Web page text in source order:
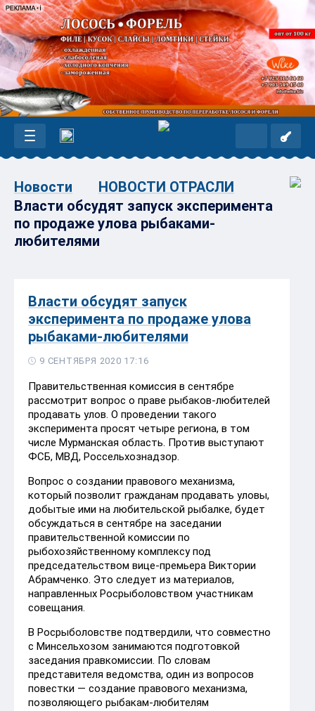
Новости
НОВОСТИ ОТРАСЛИ
Власти обсудят запуск эксперимента
по продаже улова рыбаками-
любителями
Власти обсудят запуск
эксперимента по продаже улова
рыбаками-любителями
9 СЕНТЯБРЯ 2020 17:16
Правительственная комиссия в сентябре
рассмотрит вопрос о праве рыбаков-любителей
продавать улов. О проведении такого
эксперимента просят четыре региона, в том
числе Мурманская область. Против выступают
ФСБ, МВД, Россельхознадзор.
Вопрос о создании правового механизма,
который позволит гражданам продавать уловы,
добытые ими на любительской рыбалке, будет
обсуждаться в сентябре на заседании
правительственной комиссии по
рыбохозяйственному комплексу под
председательством вице-премьера Виктории
Абрамченко. Это следует из материалов,
направленных Росрыболовством участникам
совещания.
В Росрыболовстве подтвердили, что совместно
с Минсельхозом занимаются подготовкой
заседания правкомиссии. По словам
представителя ведомства, один из вопросов
повестки — создание правового механизма,
позволяющего рыбакам-любителям